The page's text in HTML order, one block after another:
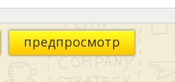
предпросмотр